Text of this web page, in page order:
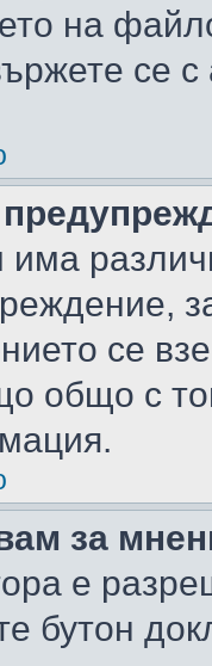
на
се
се
общо с
за
е
бутон